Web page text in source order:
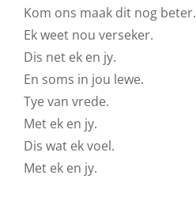
Kom ons maak dit nog beter.
Ek weet nou verseker.
Dis net ek en jy.
En soms in jou lewe.
Tye van vrede.
Met ek en jy.
Dis wat ek voel.
Met ek en jy.